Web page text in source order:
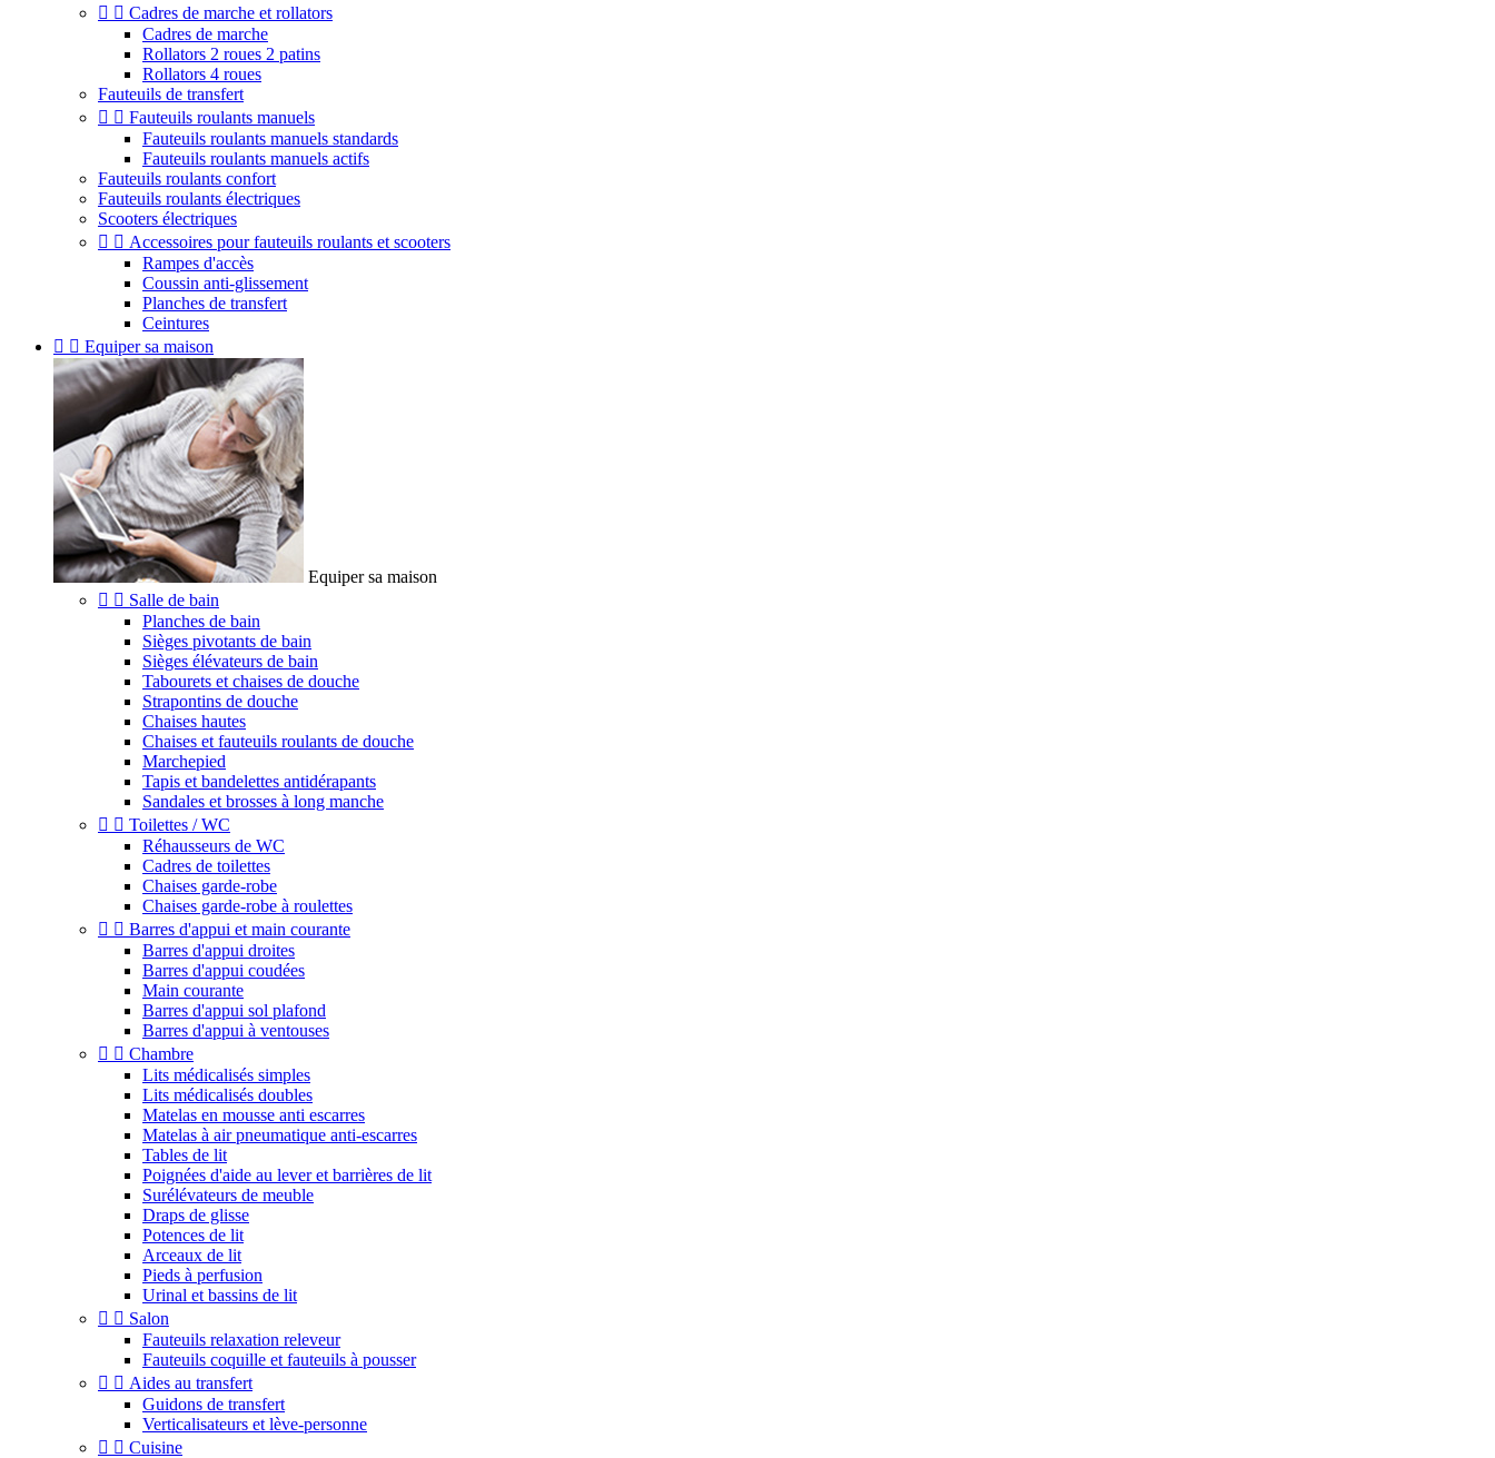
  Cadres de marche et rollators
Cadres de marche
Rollators 2 roues 2 patins
Rollators 4 roues
Fauteuils de transfert
  Fauteuils roulants manuels
Fauteuils roulants manuels standards
Fauteuils roulants manuels actifs
Fauteuils roulants confort
Fauteuils roulants électriques
Scooters électriques
  Accessoires pour fauteuils roulants et scooters
Rampes d'accès
Coussin anti-glissement
Planches de transfert
Ceintures
  Equiper sa maison
Equiper sa maison
  Salle de bain
Planches de bain
Sièges pivotants de bain
Sièges élévateurs de bain
Tabourets et chaises de douche
Strapontins de douche
Chaises hautes
Chaises et fauteuils roulants de douche
Marchepied
Tapis et bandelettes antidérapants
Sandales et brosses à long manche
  Toilettes / WC
Réhausseurs de WC
Cadres de toilettes
Chaises garde-robe
Chaises garde-robe à roulettes
  Barres d'appui et main courante
Barres d'appui droites
Barres d'appui coudées
Main courante
Barres d'appui sol plafond
Barres d'appui à ventouses
  Chambre
Lits médicalisés simples
Lits médicalisés doubles
Matelas en mousse anti escarres
Matelas à air pneumatique anti-escarres
Tables de lit
Poignées d'aide au lever et barrières de lit
Surélévateurs de meuble
Draps de glisse
Potences de lit
Arceaux de lit
Pieds à perfusion
Urinal et bassins de lit
  Salon
Fauteuils relaxation releveur
Fauteuils coquille et fauteuils à pousser
  Aides au transfert
Guidons de transfert
Verticalisateurs et lève-personne
  Cuisine